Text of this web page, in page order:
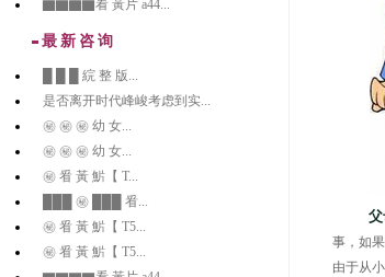
事，如
由于从
▇▇▇▇看 黃片 a44...
最新咨询
█ █ █ 綄 整 版...
是否离开时代峰峻考虑到实...
㊙️ ㊙️ ㊙️ 幼 女...
㊙️ ㊙️ ㊙️ 幼 女...
㊙️ 㸔 黃 魸【 T...
███ ㊙️ ███ 㸔...
㊙️ 㸔 黃 魸【 T5...
㊙️ 㸔 黃 魸【 T5...